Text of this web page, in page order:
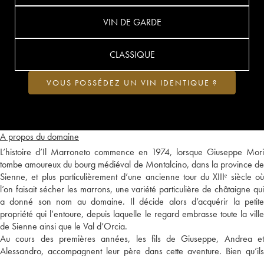
A propos du domaine
L’histoire d’Il Marroneto commence en 1974, lorsque Giuseppe Mori
tombe amoureux du bourg médiéval de Montalcino, dans la province de
Sienne, et plus particulièrement d’une ancienne tour du XIIIᵉ siècle où
l’on faisait sécher les marrons, une variété particulière de châtaigne qui
a donné son nom au domaine. Il décide alors d’acquérir la petite
propriété qui l’entoure, depuis laquelle le regard embrasse toute la ville
de Sienne ainsi que le Val d’Orcia.
Au cours des premières années, les fils de Giuseppe, Andrea et
Alessandro, accompagnent leur père dans cette aventure. Bien qu’ils
VIN DE GARDE
CLASSIQUE
VOUS POSSÉDEZ UN VIN IDENTIQUE ?